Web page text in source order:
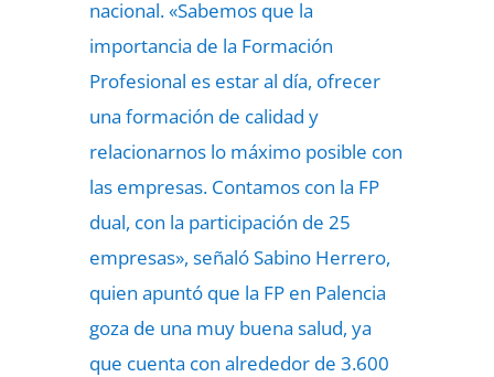
nacional. «Sabemos que la
importancia de la Formación
Profesional es estar al día, ofrecer
una formación de calidad y
relacionarnos lo máximo posible con
las empresas. Contamos con la FP
dual, con la participación de 25
empresas», señaló Sabino Herrero,
quien apuntó que la FP en Palencia
goza de una muy buena salud, ya
que cuenta con alrededor de 3.600